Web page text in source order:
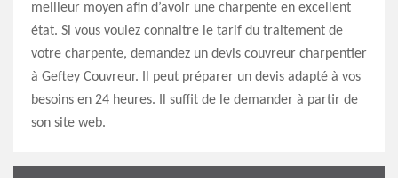
meilleur moyen afin d’avoir une charpente en excellent
état. Si vous voulez connaitre le tarif du traitement de
votre charpente, demandez un devis couvreur charpentier
à Geftey Couvreur. Il peut préparer un devis adapté à vos
besoins en 24 heures. Il suffit de le demander à partir de
son site web.